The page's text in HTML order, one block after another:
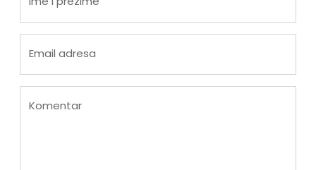
Email adresa
Komentar